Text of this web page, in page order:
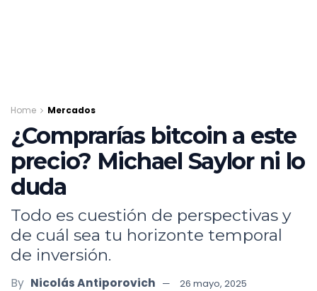
Home Mercados
¿Comprarías bitcoin a este
precio? Michael Saylor ni lo
duda
Todo es cuestión de perspectivas y
de cuál sea tu horizonte temporal
de inversión.
By Nicolás Antiporovich
26 mayo, 2025